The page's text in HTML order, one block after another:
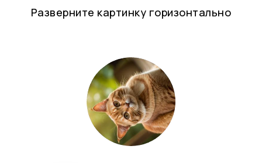
Разверните картинку горизонтально